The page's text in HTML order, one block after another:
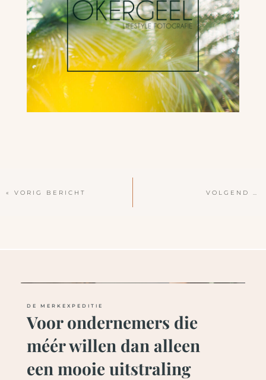
« VORIG BERICHT
DE MERKEXPEDITIE
Voor ondernemers die
méér willen dan alleen
een mooie uitstraling